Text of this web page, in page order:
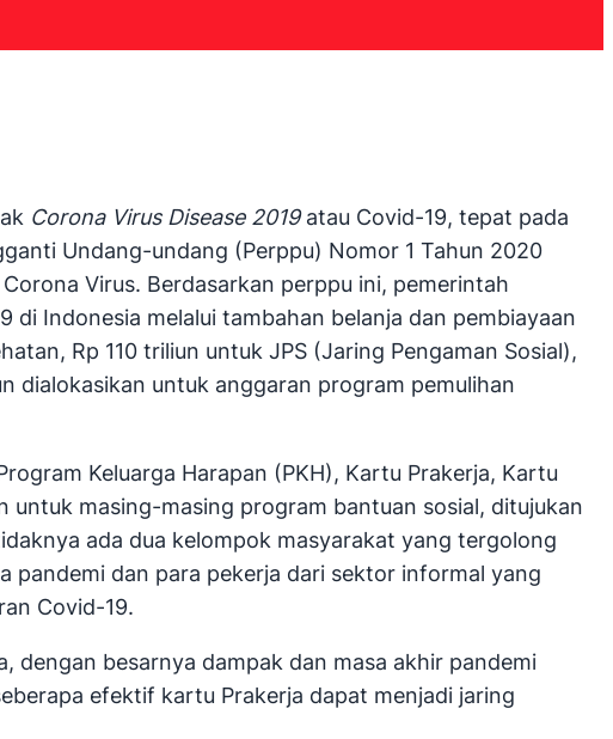
Corona Virus Disease 2019atau Covid-19, tepat pada
Undang-undang (Perppu) Nomor 1 Tahun 2020
Virus. Berdasarkan perppu ini, pemerintah
di Indonesia melalui tambahan belanja dan pembiayaan
Rp 110 triliun untuk JPS (Jaring Pengaman Sosial),
dialokasikan untuk anggaran program pemulihan
Keluarga Harapan (PKH), Kartu Prakerja, Kartu
masing-masing program bantuan sosial, ditujukan
ada dua kelompok masyarakat yang tergolong
pandemi dan para pekerja dari sektor informal yang
Covid-19.
dengan besarnya dampak dan masa akhir pandemi
efektif kartu Prakerja dapat menjadi jaring